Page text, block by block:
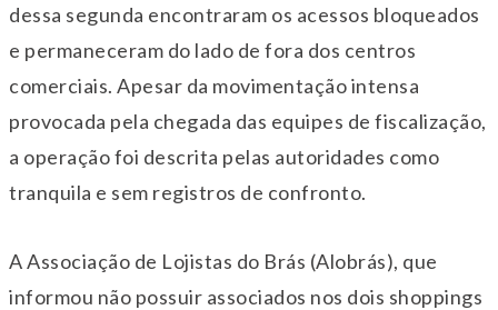
dessa segunda encontraram os acessos bloqueados
e permaneceram do lado de fora dos centros
comerciais. Apesar da movimentação intensa
provocada pela chegada das equipes de fiscalização,
a operação foi descrita pelas autoridades como
tranquila e sem registros de confronto.
A Associação de Lojistas do Brás (Alobrás), que
informou não possuir associados nos dois shoppings